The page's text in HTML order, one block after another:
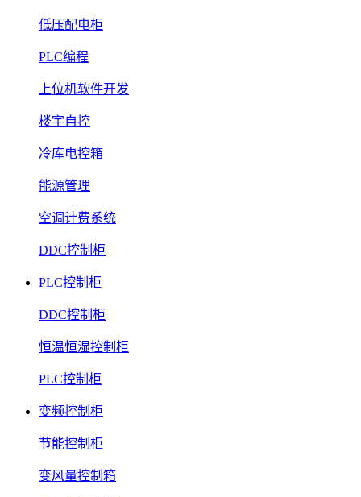
低压配电柜
PLC编程
上位机软件开发
楼宇自控
冷库电控箱
能源管理
空调计费系统
DDC控制柜
PLC控制柜
DDC控制柜
恒温恒湿控制柜
PLC控制柜
变频控制柜
节能控制柜
变风量控制箱